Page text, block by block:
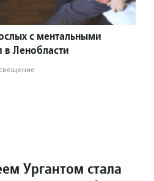
с ментальными
в Ленобласти
Ургантом стала